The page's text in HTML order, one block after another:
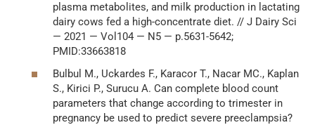
plasma metabolites, and milk production in lactating
dairy cows fed a high-concentrate diet. // J Dairy Sci
— 2021 — Vol104 — N5 — p.5631-5642;
PMID:33663818
Bulbul M., Uckardes F., Karacor T., Nacar MC., Kaplan
S., Kirici P., Surucu A. Can complete blood count
parameters that change according to trimester in
pregnancy be used to predict severe preeclampsia?